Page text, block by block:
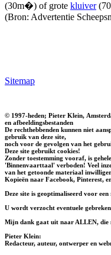
(30m�) of grote kluiver
(Bron: Advertentie
Sitemap
© 1997-heden; Pieter Klein,
en afbeeldingsbestanden
De rechthebbenden kunnen niet
gebruik van deze site,
noch voor de gevolgen van het
Deze site gebruikt cookies!
Zonder toestemming vooraf, is
'Binnenvaarttaal' verboden! Veel
van het getoonde materiaal
Kopieën naar Facebook, Pinterest,
Deze site is geoptimaliseerd voor
U wordt verzocht eventuele
Mijn dank gaat uit naar ALLEN, die
Pieter Klein:
Redacteur, auteur, ontwerper en